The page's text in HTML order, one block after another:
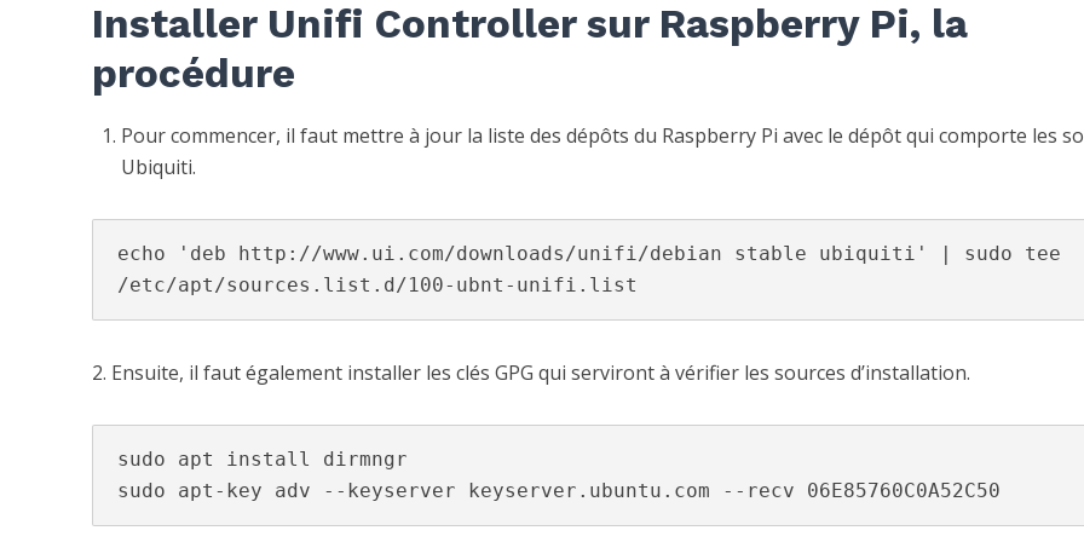
Installer Unifi Controller sur Raspberry Pi, la
procédure
Pour commencer, il faut mettre à jour la liste des dépôts du Raspberry Pi avec le dépôt qui comporte les
Ubiquiti.
echo 'deb http://www.ui.com/downloads/unifi/debian stable ubiquiti' | sudo tee
/etc/apt/sources.list.d/100-ubnt-unifi.list
2. Ensuite, il faut également installer les clés GPG qui serviront à vérifier les sources d’installation.
sudo apt install dirmngr
sudo apt-key adv --keyserver keyserver.ubuntu.com --recv 06E85760C0A52C50